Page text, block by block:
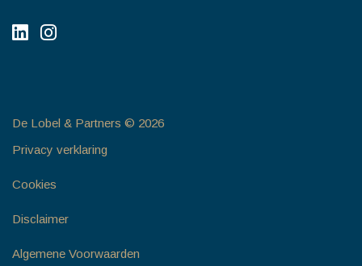
De Lobel & Partners © 2026
Privacy verklaring
Cookies
Disclaimer
Algemene Voorwaarden